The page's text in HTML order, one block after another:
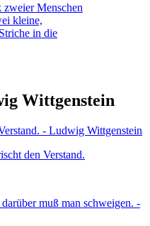
zweier Menschen
kleine,
in die
Wittgenstein
den Verstand.